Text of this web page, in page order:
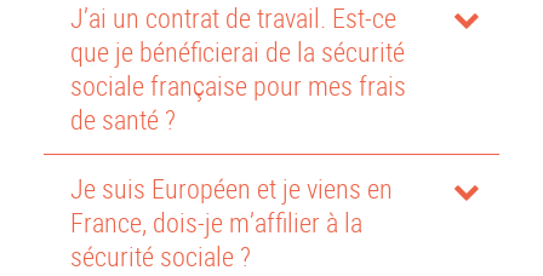
J’ai un contrat de travail. Est-ce
que je bénéficierai de la sécurité
sociale française pour mes frais
de santé ?
Je suis Européen et je viens en
France, dois-je m’affilier à la
sécurité sociale ?